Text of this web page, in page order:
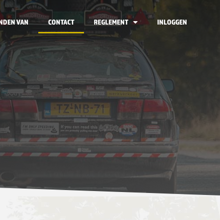
VAN CONTACT REGLEMENT INLOGGEN